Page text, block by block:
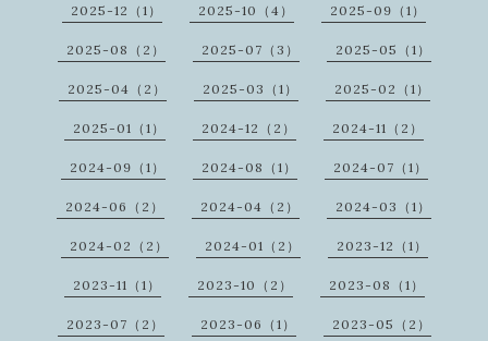
2025-12（1） 2025-10（4） 2025-09（1）
2025-08（2） 2025-07（3） 2025-05（1）
2025-04（2） 2025-03（1） 2025-02（1）
2025-01（1） 2024-12（2） 2024-11（2）
2024-09（1） 2024-08（1） 2024-07（1）
2024-06（2） 2024-04（2） 2024-03（1）
2024-02（2） 2024-01（2） 2023-12（1）
2023-11（1） 2023-10（2） 2023-08（1）
2023-07（2） 2023-06（1） 2023-05（2）